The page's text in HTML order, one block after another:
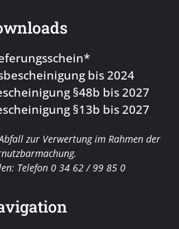
bis 2024
§48b bis 2027
§13b bis 2027
zur Verwertung im Rahmen der
Telefon 0 34 62 / 99 85 0